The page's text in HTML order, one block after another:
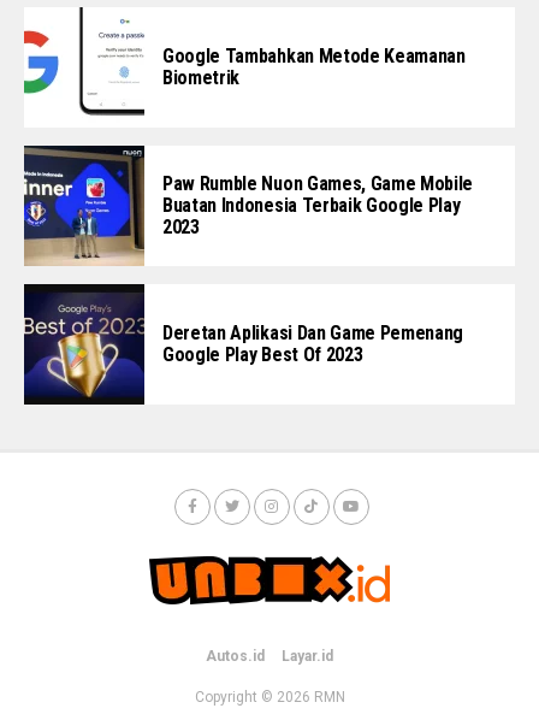
Google Tambahkan Metode Keamanan
Biometrik
Paw Rumble Nuon Games, Game Mobile
Buatan Indonesia Terbaik Google Play
2023
Deretan Aplikasi Dan Game Pemenang
Google Play Best Of 2023
Autos.id Layar.id
Copyright © 2026 RMN